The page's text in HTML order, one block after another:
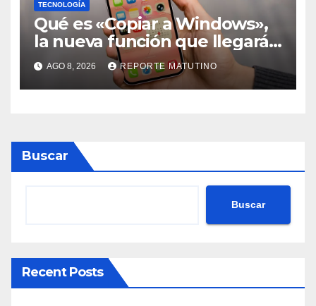
TECNOLOGÍA
Qué es «Copiar a Windows»,
la nueva función que llegará
al iPhone solo para Europa
AGO 8, 2026 REPORTE MATUTINO
Buscar
Buscar
Recent Posts